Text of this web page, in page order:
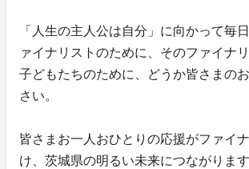
「人生の主人公は自分」に向かって毎
ァイナリストのために、そのファイナ
子どもたちのために、どうか皆さまの
さい。
皆さまお一人おひとりの応援がファイ
け、茨城県の明るい未来につながります